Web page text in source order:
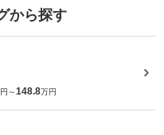
から探す
～148.8万円